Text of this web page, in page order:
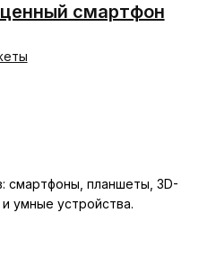
смартфон
смартфоны, планшеты, 3D-
умные устройства.